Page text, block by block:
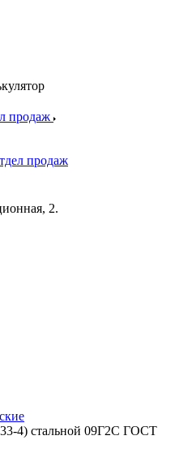
продаж
продаж
2.
4) стальной 09Г2С ГОСТ